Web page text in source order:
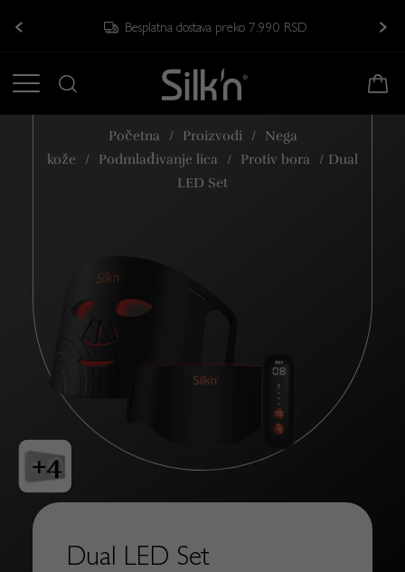
Besplatna dostava preko 7.990 RSD
Dual LED Set
Početna / Proizvodi /
Nega
kože
/ Podmlađivanje lica / Protiv bora / Dual
LED Set
+4